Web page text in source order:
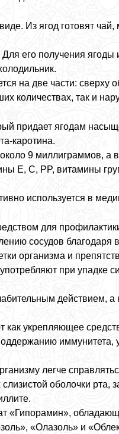
Из ягод готовят
его получения ягоды
на две части: сверху
количествах, так и
придает ягодам
каротина.
9 миллиграммов, а
E, C, PP, витамины
используется в
для
сосудов благодаря
организма и
при упадке
действием, а
укрепляющее
иммунитета,
легче
оболочки
«Гипорамин»,
«Олазоль» и